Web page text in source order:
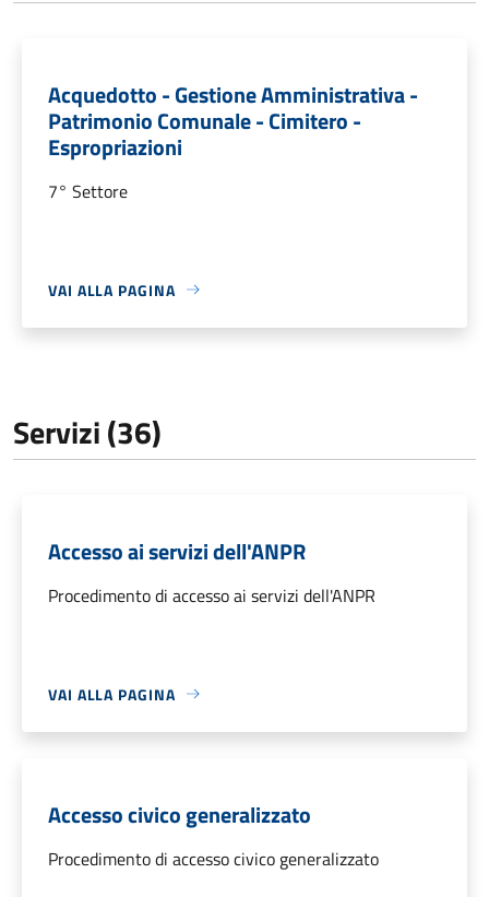
Acquedotto - Gestione Amministrativa -
Patrimonio Comunale - Cimitero -
Espropriazioni
7° Settore
VAI ALLA PAGINA
Servizi (36)
Accesso ai servizi dell'ANPR
Procedimento di accesso ai servizi dell'ANPR
VAI ALLA PAGINA
Accesso civico generalizzato
Procedimento di accesso civico generalizzato